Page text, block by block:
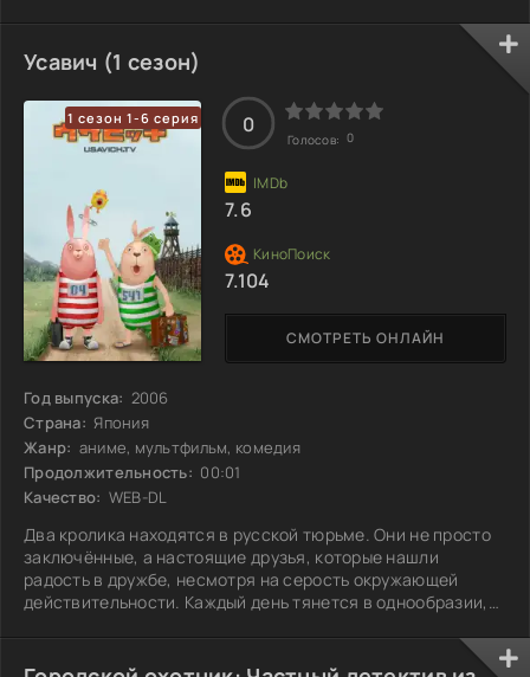
оказывается в Стране мёртвых, где встречает множество
душ из разных времён. К её удивлению, Клавдий тоже там,
став повелителем этого мрачного мира. Скарлет вновь
поглощена жаждой мести. Теперь, когда она попала в
место, где царят тьма и забвение,
Усавич (1 сезон)
1 сезон 1-6 серия
Год выпуска: 2006
Страна: Япония
Жанр: аниме, мультфильм, комедия
Продолжительность: 00:01
Качество: WEB-DL
Два кролика находятся в русской тюрьме. Они не просто
заключённые, а настоящие друзья, которые нашли
радость в дружбе, несмотря на серость окружающей
действительности. Каждый день тянется в однообразии,
свободе и планируют, как когда-нибудь сбегут. Их
СМОТРЕТЬ ОНЛАЙН
0
Голосов: 0
7.6
7.104